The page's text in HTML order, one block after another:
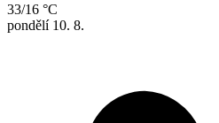
33/16 °C
pondělí 10. 8.